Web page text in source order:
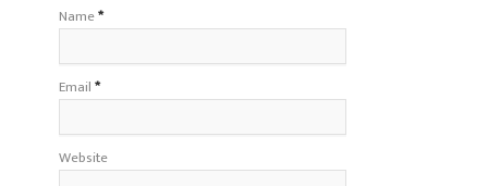
Name*
Email*
Website